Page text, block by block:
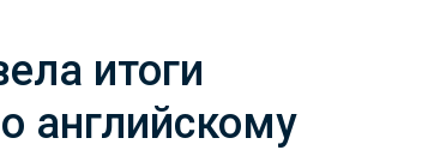
итоги
английскому